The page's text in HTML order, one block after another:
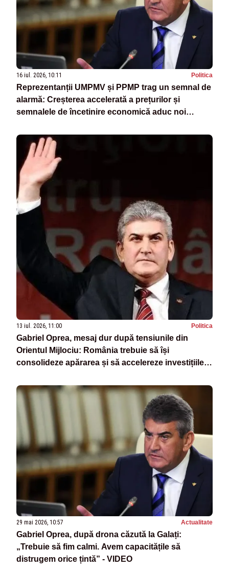
16 iul. 2026, 10:11 Politica
Reprezentanții UMPMV și PPMP trag un semnal de
alarmă: Creșterea accelerată a prețurilor și
semnalele de încetinire economică aduc noi
13 iul. 2026, 11:00 Politica
Gabriel Oprea, mesaj dur după tensiunile din
Orientul Mijlociu: România trebuie să își
consolideze apărarea și să accelereze investițiile
29 mai 2026, 10:57 Actualitate
Gabriel Oprea, după drona căzută la Galați:
„Trebuie să fim calmi. Avem capacitățile să
distrugem orice țintă” - VIDEO